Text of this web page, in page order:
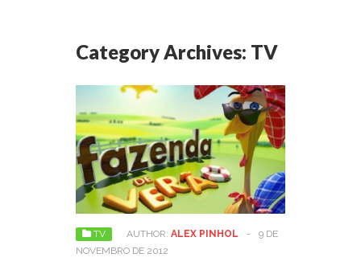
Category Archives: TV
TV AUTHOR: ALEX PINHOL -
9 DE
NOVEMBRO DE 2012